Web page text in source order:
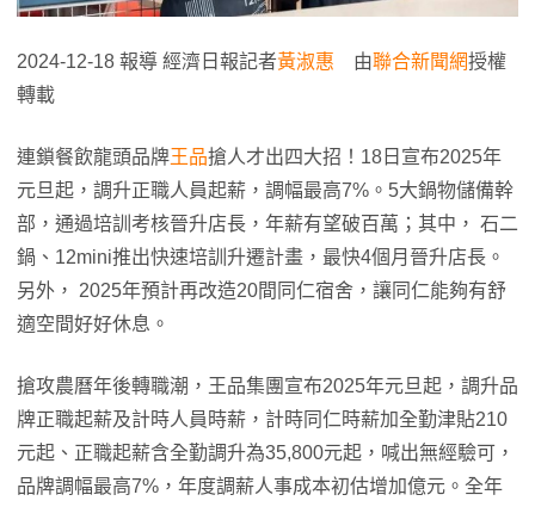
2024-12-18 報導 經濟日報記者黃淑惠 由聯合新聞網授權
轉載
連鎖餐飲龍頭品牌王品搶人才出四大招！18日宣布2025年
元旦起，調升正職人員起薪，調幅最高7%。5大鍋物儲備幹
部，通過培訓考核晉升店長，年薪有望破百萬；其中， 石二
鍋、12mini推出快速培訓升遷計畫，最快4個月晉升店長。
另外， 2025年預計再改造20間同仁宿舍，讓同仁能夠有舒
適空間好好休息。
搶攻農曆年後轉職潮，王品集團宣布2025年元旦起，調升品
牌正職起薪及計時人員時薪，計時同仁時薪加全勤津貼210
元起、正職起薪含全勤調升為35,800元起，喊出無經驗可，
品牌調幅最高7%，年度調薪人事成本初估增加億元。全年